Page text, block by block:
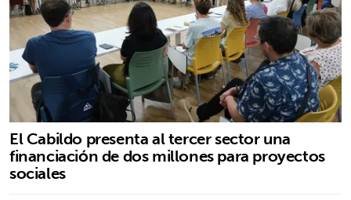
El Cabildo presenta al tercer sector una
financiación de dos millones para proyectos
sociales